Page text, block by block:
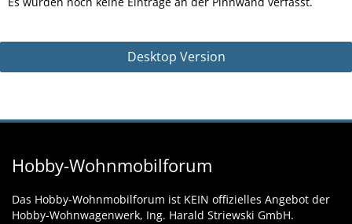
Desktop Version
Hobby-Wohnmobilforum
Das Hobby-Wohnmobilforum ist KEIN offizielles Angebot der
Hobby-Wohnwagenwerk, Ing. Harald Striewski GmbH.